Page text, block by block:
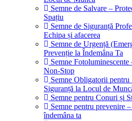
Semne de Salvare –
Spațiu
Semne de Siguranță
Echipa și afacerea
Semne de Urgență
Prevenție la Îndemâna Ta
Semne
Non-Stop
Semne Obligatorii
Siguranță la Locul de
Semne pentru Conuri și
Semne pentru prevenire
îndemâna ta